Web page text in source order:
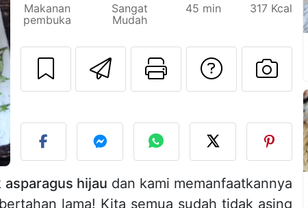
Makanan
pembuka
Sangat
Mudah
45 min 317 Kcal
Kirim resep ini ke
Cetak
asparagus hijau dan kami memanfaatkannya
lama! Kita semua sudah tidak asing